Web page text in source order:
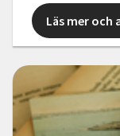
Läs mer och